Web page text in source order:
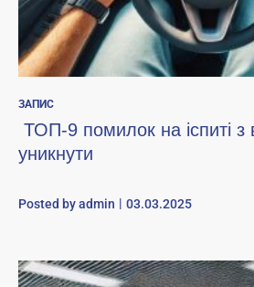
ЗАПИС
ТОП-9 помилок на іспиті з
уникнути
Posted byadmin 03.03.2025